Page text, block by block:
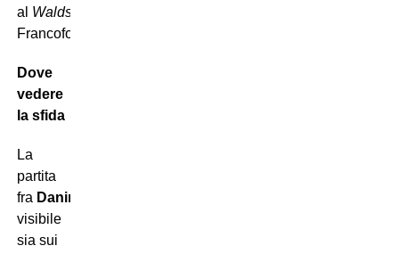
al Waldstadion
Francoforte.
Dove
vedere
la sfida
La
partita
fra Danimarca
visibile
sia sui